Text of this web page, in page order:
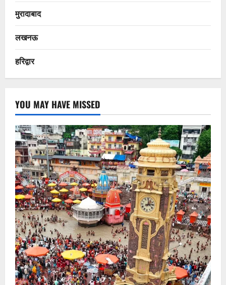
मुरादाबाद
लखनऊ
हरिद्वार
YOU MAY HAVE MISSED